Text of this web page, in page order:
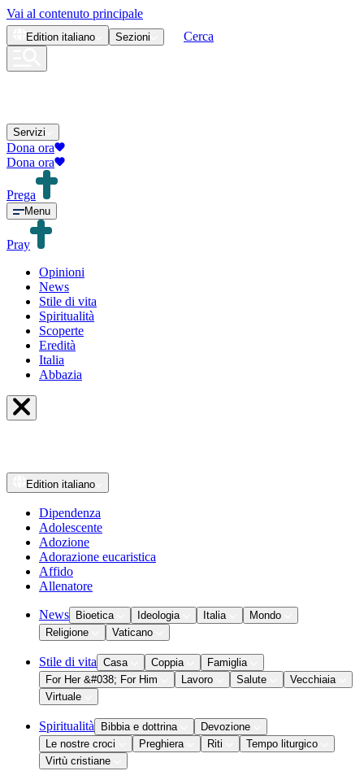
Vai al contenuto principale
Edition italiano Sezioni Cerca
Servizi
Dona ora
Dona ora
Prega
Menu
Pray
Opinioni
News
Stile di vita
Spiritualità
Scoperte
Eredità
Italia
Abbazia
Edition italiano
Dipendenza
Adolescente
Adozione
Adorazione eucaristica
Affido
Allenatore
News Bioetica Ideologia Italia
Mondo
Religione
Vaticano
Stile di vita Casa Coppia
Famiglia
For Her &#038; For Him
Lavoro Salute
Vecchiaia
Virtuale
Spiritualità Bibbia e dottrina
Devozione
Le nostre croci
Preghiera Riti
Tempo liturgico
Virtù cristiane